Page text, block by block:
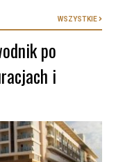
WSZYSTKIE
po
i